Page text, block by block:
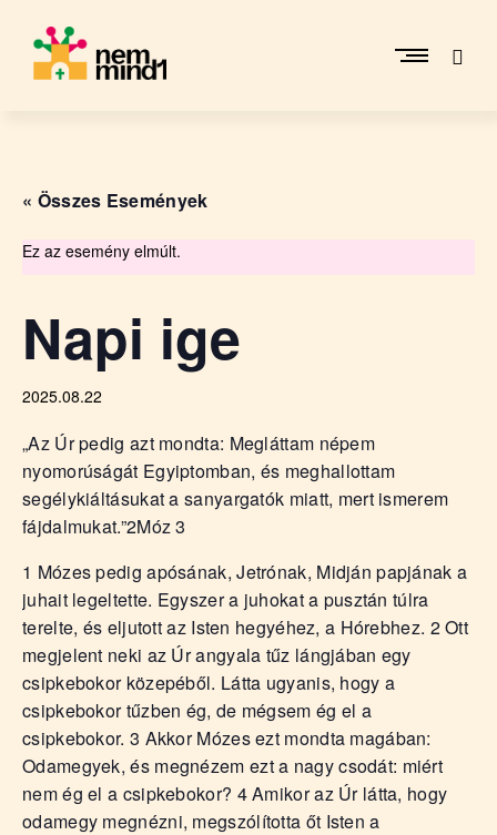
content
p
r
i
R
f
r
m
á
t
u
s
o
k
e
-
L
a
p
j
a
« Összes Események
Ez az esemény elmúlt.
Napi ige
2025.08.22
„Az Úr pedig azt mondta: Megláttam népem
nyomorúságát Egyiptomban, és meghallottam
segélykiáltásukat a sanyargatók miatt, mert ismerem
fájdalmukat.”2Móz 3
1 Mózes pedig apósának, Jetrónak, Midján papjának a
juhait legeltette. Egyszer a juhokat a pusztán túlra
terelte, és eljutott az Isten hegyéhez, a Hórebhez. 2 Ott
megjelent neki az Úr angyala tűz lángjában egy
csipkebokor közepéből. Látta ugyanis, hogy a
csipkebokor tűzben ég, de mégsem ég el a
csipkebokor. 3 Akkor Mózes ezt mondta magában:
Odamegyek, és megnézem ezt a nagy csodát: miért
nem ég el a csipkebokor? 4 Amikor az Úr látta, hogy
odamegy megnézni, megszólította őt Isten a